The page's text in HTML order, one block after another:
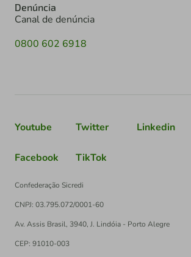
Denúncia
Canal de denúncia
0800 602 6918
Youtube Twitter Linkedin
Facebook TikTok
Confederação Sicredi
CNPJ: 03.795.072/0001-60
Av. Assis Brasil, 3940, J. Lindóia - Porto Alegre
CEP: 91010-003